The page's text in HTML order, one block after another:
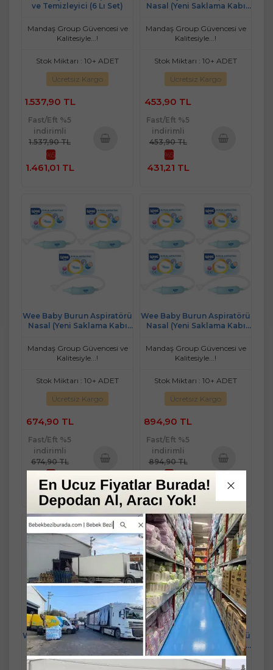
ve Temizleyici (6 Lı Set)
Mandaş Group Güvencesi ve
Kalitesiyle...!
Stok Miktarı : 10+ ADET
Ücretsiz Kargo
1.537,90 TL
Fast/Eft %5
indirimli
1.537,90 TL
%5
1.461,01 TL
Nasal (Yeni Saklama Kabı
Mandaş Group Güvencesi ve
Kalitesiyle...!
Stok Miktarı : 10+ ADET
Ücretsiz Kargo
453,90 TL
Fast/Eft %5
indirimli
453,90 TL
%5
431,21 TL
Wee Baby Burun Aspiratörü
Nasal (Yeni Saklama Kabı
Mandaş Group Güvencesi ve
Kalitesiyle...!
Stok Miktarı : 10+ ADET
Ücretsiz Kargo
674,90 TL
Fast/Eft %5
indirimli
674,90 TL
641,16 TL
Sepete
Ekle
Wee Baby Burun Aspiratörü
Nasal (Yeni Saklama Kabı
Mandaş Group Güvencesi ve
Kalitesiyle...!
Stok Miktarı : 10+ ADET
Ücretsiz Kargo
894,90 TL
Fast/Eft %5
indirimli
894,90 TL
850,16 TL
Ekle
Wee Baby Burun Aspiratörü
Nasal (Yeni Saklama Kabı
Kutulu) (5 Li Set) (WEE162)
Mandaş Group Güvencesi ve
Wee Baby Burun Aspiratörü
Nasal (Yeni Saklama Kabı
Kutulu) (6 Lı Set) (WEE162)
Mandaş Group Güvencesi ve